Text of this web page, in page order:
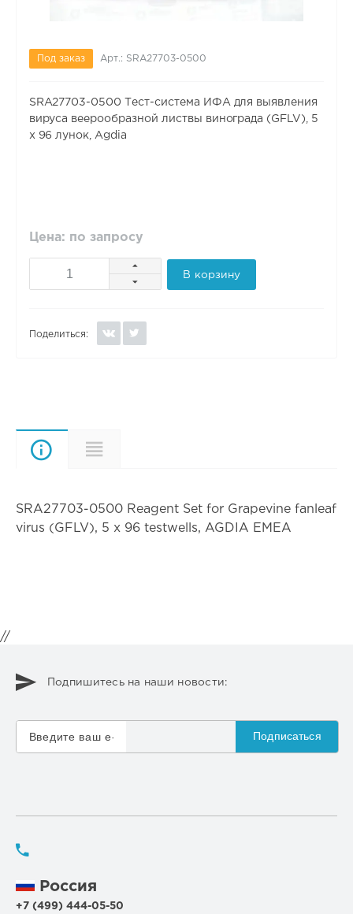
Под заказ Арт.: SRA27703-0500
SRA27703-0500 Тест-система ИФА для выявления
вируса веерообразной листвы винограда (GFLV), 5
х 96 лунок, Agdia
Цена: по запросу
В корзину
Поделиться:
Описание
SRA27703-0500 Reagent Set for Grapevine fanleaf
virus (GFLV), 5 x 96 testwells, AGDIA EMEA
//
Подпишитесь на наши новости:
Подписаться
Россия
+7 (499) 444-05-50